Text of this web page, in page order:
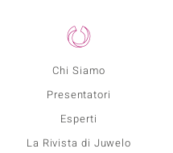
Chi Siamo
Presentatori
Esperti
La Rivista di Juwelo